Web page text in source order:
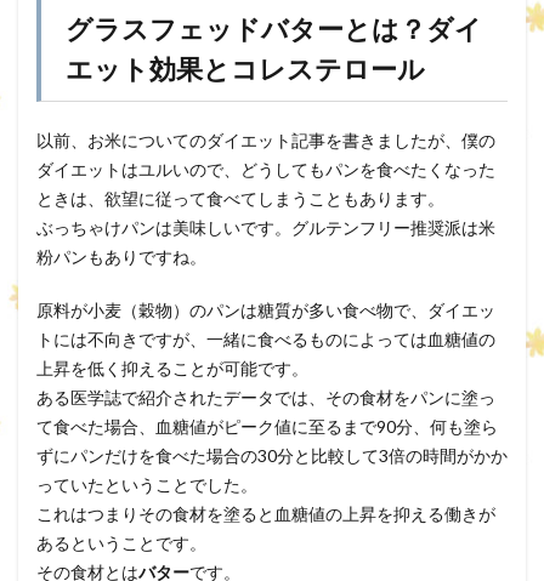
グラスフェッドバターとは？ダイ
エット効果とコレステロール
以前、お米についてのダイエット記事を書きましたが、僕の
ダイエットはユルいので、どうしてもパンを食べたくなった
ときは、欲望に従って食べてしまうこともあります。
ぶっちゃけパンは美味しいです。グルテンフリー推奨派は米
粉パンもありですね。
原料が小麦（穀物）のパンは糖質が多い食べ物で、ダイエッ
トには不向きですが、一緒に食べるものによっては血糖値の
上昇を低く抑えることが可能です。
ある医学誌で紹介されたデータでは、その食材をパンに塗っ
て食べた場合、血糖値がピーク値に至るまで90分、何も塗ら
ずにパンだけを食べた場合の30分と比較して3倍の時間がかか
っていたということでした。
これはつまりその食材を塗ると血糖値の上昇を抑える働きが
あるということです。
その食材とはバターです。